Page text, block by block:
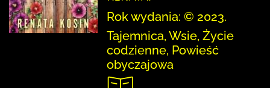
Rok wydania: © 2023.
Tajemnica, Wsie, Życie
codzienne, Powieść
obyczajowa